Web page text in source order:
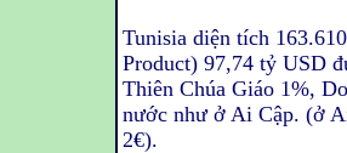
Tunisia diện tích
Product) 97,74 tỷ USD
Thiên Chúa Giáo 1%,
nước như ở Ai Cập. (ở
2€).